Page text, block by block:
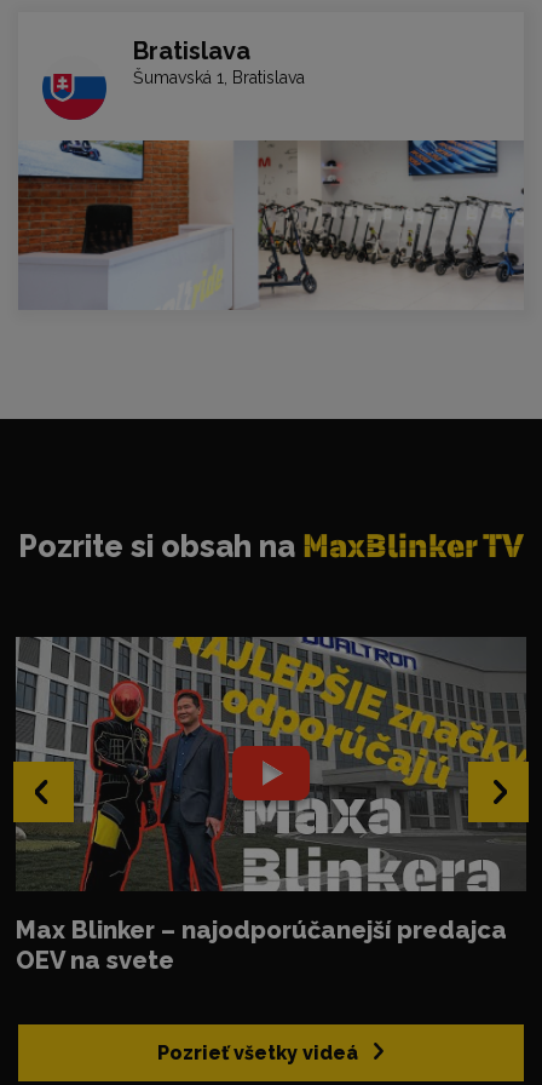
Bratislava
Šumavská 1, Bratislava
Pozrieť všetky videá
Pozrite si obsah na MaxBlinker TV
Max Blinker – najodporúčanejší predajca
OEV na svete
‹ ›